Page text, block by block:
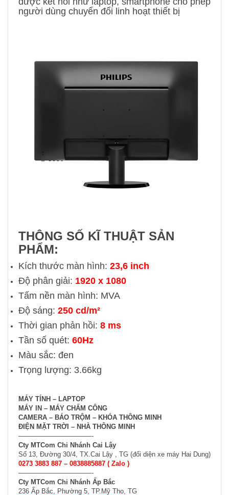
người dùng chuyển đổi linh hoạt thiết bị
THÔNG SỐ KĨ THUẬT SẢN
PHẨM:
Kích thước màn hình: 23,6 inch
Độ phân giải: 1920 x 1080
Tấm nền màn hình: MVA
Độ sáng: 250 cd/m²
Thời gian phản hồi: 8 ms
Tần số quét: 60Hz
Màu sắc: đen
Trọng lượng: 3.66kg
MÁY TÍNH – LAPTOP
MÁY IN – MÁY CHẤM CÔNG
CAMERA – BÁO TRỘM – KHÓA THÔNG MINH
ĐIỆN MẶT TRỜI – NHÀ THÔNG MINH
———————————-
Cty MTCom Chi Nhánh Cai Lậy
Số 13, Đường 30/4, TX.Cai Lậy , TG (đối diện xe máy Hai Dung)
0273 3883 887 – 0838885887 ( Zalo )
———————————-
Cty MTCom Chi Nhánh Ấp Bắc
236 Ấp Bắc, Phường 5, TP.Mỹ Tho, TG